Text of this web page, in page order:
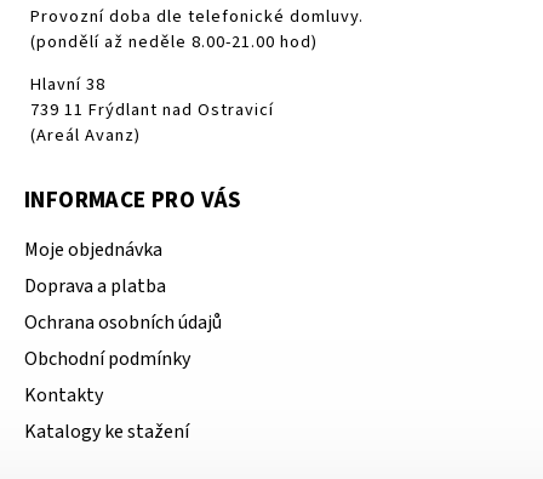
Provozní doba dle telefonické domluvy.
(pondělí až neděle 8.00-21.00 hod)
Hlavní 38
739 11 Frýdlant nad Ostravicí
(Areál Avanz)
INFORMACE PRO VÁS
Moje objednávka
Doprava a platba
Ochrana osobních údajů
Obchodní podmínky
Kontakty
Katalogy ke stažení